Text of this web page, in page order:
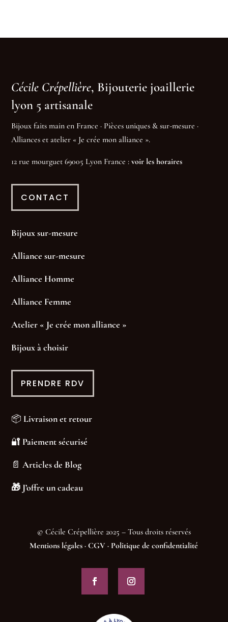
Cécile Crépellière, Bijouterie joaillerie
lyon 5 artisanale
Bijoux faits main en France · Pièces uniques & sur-mesure ·
Alliances et atelier « Je crée mon alliance ».
12 rue mourguet 69005 Lyon France :voir les horaires
CONTACT
Bijoux sur-mesure
Alliance sur-mesure
Alliance Homme
Alliance Femme
Atelier « Je crée mon alliance »
Bijoux à choisir
PRENDRE RDV
📦Livraison et retour
🔐 Paiement sécurisé
📄Articles de Blog
🎁 J’offre un cadeau
© Cécile Crépellière 2025 – Tous droits réservés
Mentions légales ·CGV · Politique de confidentialité